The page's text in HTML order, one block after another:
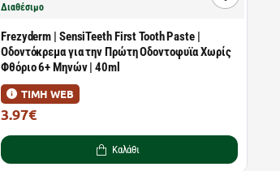
Διαθέσιμο
Frezyderm | SensiTeeth First Tooth Paste |
Οδοντόκρεμα για την Πρώτη Οδοντοφυϊα Χωρίς
Φθόριο 6+ Μηνών | 40ml
ΤΙΜΗ WEB
3.97€
Καλάθι